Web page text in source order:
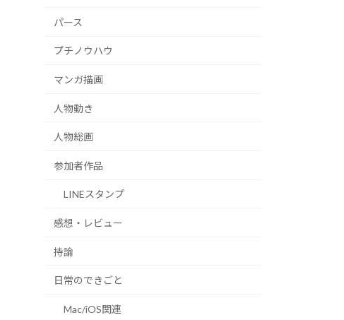
パース
プチノウハウ
マンガ描画
人物動き
人物総画
参加者作品
LINEスタンプ
感想・レビュー
持論
日常のできごと
Mac/iOS関連